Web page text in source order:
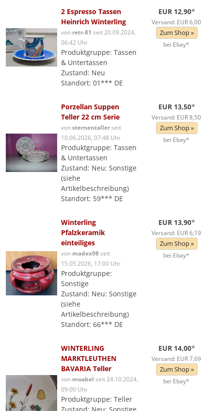
2 Espresso Tassen
Heinrich Winterling
von retr-81 seit 20.09.2024,
06:42 Uhr
Produktgruppe: Tassen
& Untertassen
Zustand: Neu
Standort: 01*** DE
EUR 12,90*
Versand: EUR 6,00
Zum Shop »
bei Ebay*
Porzellan Suppen
Teller 22 cm Serie
vonsternentallerseit
10.06.2026, 07:48 Uhr
Produktgruppe: Tassen
& Untertassen
Zustand: Neu: Sonstige
(siehe
Artikelbeschreibung)
Standort: 59*** DE
EUR 13,50*
Versand: EUR 8,50
Zum Shop »
bei Ebay*
Winterling
Pfalzkeramik
einteiliges
von madex98seit
15.05.2026, 17:00 Uhr
Produktgruppe:
Sonstige
Zustand: Neu: Sonstige
(siehe
Artikelbeschreibung)
Standort: 66*** DE
EUR 13,90*
Versand: EUR 6,19
Zum Shop »
bei Ebay*
WINTERLING
MARKTLEUTHEN
BAVARIA Teller
von moabel seit 24.10.2024,
09:00 Uhr
Produktgruppe: Teller
EUR 14,00*
Versand: EUR 7,69
Zum Shop »
bei Ebay*